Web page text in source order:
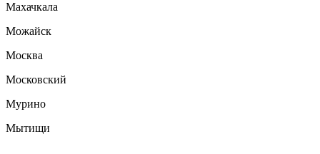
Махачкала
Можайск
Москва
Московский
Мурино
Мытищи